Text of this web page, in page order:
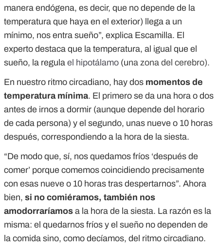
manera endógena, es decir, que no depende de la
temperatura que haya en el exterior) llega a un
mínimo, nos entra sueño”, explica Escamilla. El
experto destaca que la temperatura, al igual que el
sueño, la regula el hipotálamo (una zona del cerebro).
En nuestro ritmo circadiano, hay dos momentos de
temperatura mínima. El primero se da una hora o dos
antes de irnos a dormir (aunque depende del horario
de cada persona) y el segundo, unas nueve o 10 horas
después, correspondiendo a la hora de la siesta.
“De modo que, sí, nos quedamos fríos ‘después de
comer’ porque comemos coincidiendo precisamente
con esas nueve o 10 horas tras despertarnos”. Ahora
bien, si no comiéramos, también nos
amodorraríamos a la hora de la siesta. La razón es la
misma: el quedarnos fríos y el sueño no dependen de
la comida sino, como decíamos, del ritmo circadiano.